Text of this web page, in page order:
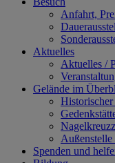
Anfahrt,
Aktuelles
Aktuelles /
Gelände im
Außenstelle
Spenden und